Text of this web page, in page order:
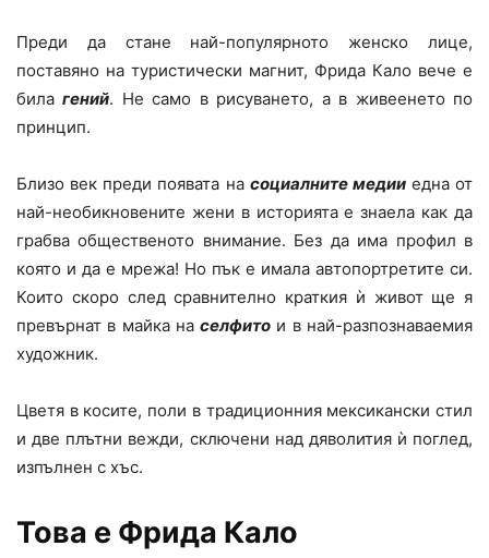
Преди да стане най-популярното женско лице,
поставяно на туристически магнит, Фрида Кало вече е
билагений. Не само в рисуването, а в живеенето по
принцип.
Близо век преди появата на социалните медииедна от
най-необикновените жени в историята е знаела как да
грабва общественото внимание. Без да има профил в
която и да е мрежа! Но пък е имала автопортретите си.
Които скоро след сравнително краткия ѝ живот ще я
превърнат в майка населфито и в най-разпознаваемия
художник.
Цветя в косите, поли в традиционния мексикански стил
и две плътни вежди, сключени над дяволития ѝ поглед,
изпълнен с хъс.
Това е Фрида Кало